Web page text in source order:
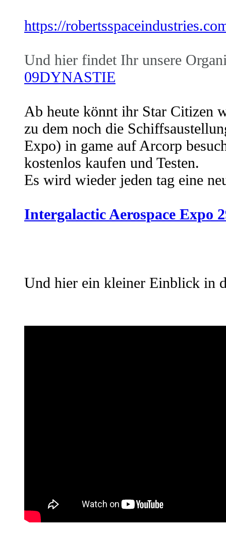
https://
Und hier findet Ihr unsere
09DYNASTIE
Ab heute könnt ihr Star Citizen
zu dem noch die
Expo) in game auf Arcorp
kostenlos kaufen und Testen.
Es wird wieder jeden tag eine
Intergalactic Aerospace Expo
Und hier ein kleiner Einblick in